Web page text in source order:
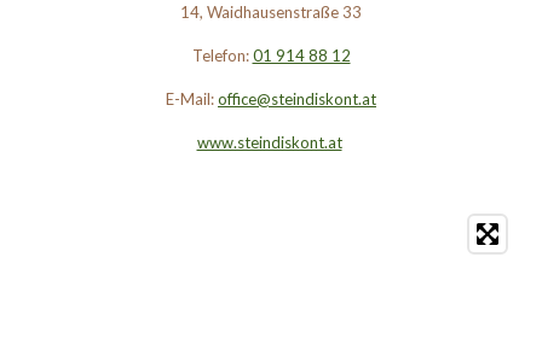
14, Waidhausenstraße 33
Telefon: 01 914 88 12
E-Mail:office@steindiskont.at
www.steindiskont.at